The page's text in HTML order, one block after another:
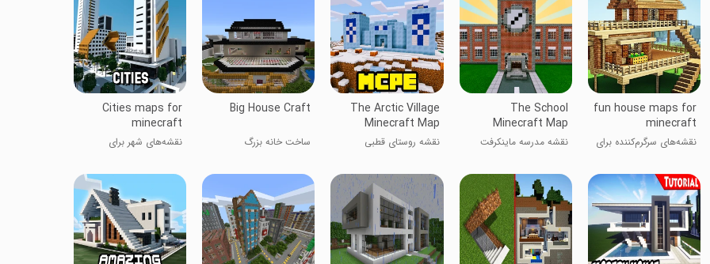
fun house maps for
minecraft
نقشه‌های سرگرم‌کننده برای
The School
Minecraft Map
نقشه مدرسه ماینکرفت
The Arctic Village
Minecraft Map
نقشه روستای قطبی
Big House Craft
ساخت خانه بزرگ
Cities maps for
minecraft
نقشه‌های شهر برای